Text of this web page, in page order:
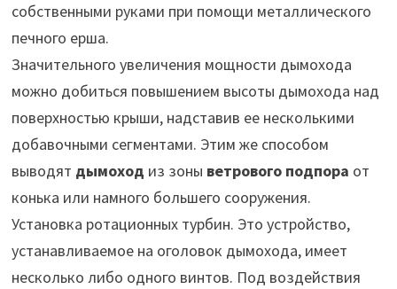
собственными руками при помощи металлического
печного ерша.
Значительного увеличения мощности дымохода
можно добиться повышением высоты дымохода над
поверхностью крыши, надставив ее несколькими
добавочными сегментами. Этим же способом
выводят дымоход из зоны ветрового подпора от
конька или намного большего сооружения.
Установка ротационных турбин. Это устройство,
устанавливаемое на оголовок дымохода, имеет
несколько либо одного винтов. Под воздействия